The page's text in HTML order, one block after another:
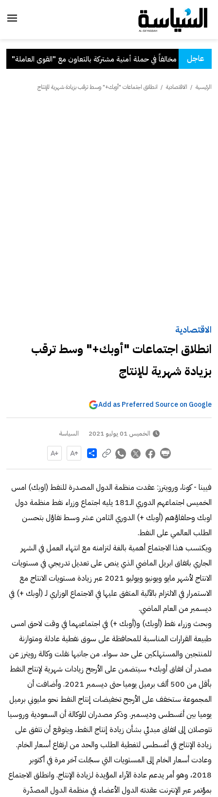
عاجلبالتعاون مع "القوى العاملة"
الرئيسية / الاقتصادية / انطلاق اجتماعات "أوبك+" وسط ترقب بزيادة شهرية للإنتاج
الاقتصادية
انطلاق اجتماعات "أوبك+" وسط ترقب
بزيادة شهرية للإنتاج
Add as Preferred Source on Google
الخميس 01 يوليو 2021 السياسة
Share
فيينا - كونا، ورويترز: عقدت منظمة الدول المصدرة للنفط (اوبك) امس
الخميس اجتماعهم الدوري الـ181 يليه اجتماع وزراء نفط منظمة دول
اوبك وحلفاؤهم (أوبك +) الدوري الثامن عشر وسط تفاؤل بتحسن
الطلب العالمي على النفط.
ويكتسب هذا الاجتماع أهمية بالغة لتزامنه مع انتهاء العمل في الشهر
الجاري باتفاق ابريل الماضي الذي ينص على تعديل تدريجي في مستويات
الانتاج لأشهر مايو ويونيو ويوليو 2021 عبر زيادة مستويات الانتاج مع
الاستمرار في الالتزام بالآلية المتفق عليها في الاجتماع الوزاري لـ (أوبك +) في
ديسمبر من العام الماضي.
وبحث وزراء نفط (أوبك) و(أوبك +) في اجتماعيهما في وقت لاحق امس
طبيعة القرارات المناسبة للمحافظة على سوق نفطية عادلة ومتوازنة
للمنتجين والمستهلكين على حد سواء. من جانبها نقلت وكالة رويترز عن
مصدر أن اتفاق أوبك+ سيتضمن على الأرجح زيادات شهرية لإنتاج النفط
بأقل من 500 ألف برميل يوميا حتى ديسمبر 2021. وأضافت أن
المجموعة ستخفف على الأرجح تخفيضات إنتاج النفط نحو مليوني برميل
يوميا بين أغسطس وديسمبر. وذكر مصدران للوكالة أن السعودية وروسيا
تتوصلان إلى اتفاق مبدئي بشأن زيادة إنتاج النفط، ويتوقع أن تتفق على
زيادة الإنتاج في أغسطس لتغطية الطلب والحد من ارتفاع أسعار الخام.
وعادت أسعار الخام إلى المستويات التي سجّلت آخر مرة في أكتوبر
2018، وهو أمر يدعم عادة الآراء المؤيدة لزيادة الإنتاج. وانطلق الاجتماع
بمؤتمر عبر الإنترنت عقدته الدول الأعضاء في منظمة الدول المصدّرة